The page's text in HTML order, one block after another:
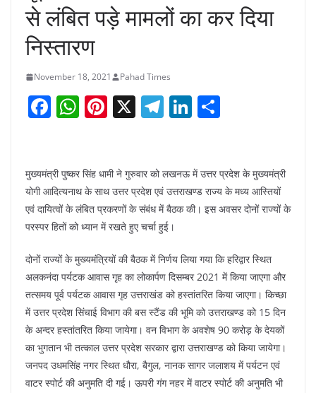
से लंबित पड़े मामलों का कर दिया
निस्तारण
November 18, 2021 Pahad Times
F
e
b
o
k
W
s
A
p
Pi
e
st
X T
gr
a
m
Li
e
dI
n
e
मुख्यमंत्री पुष्कर सिंह धामी ने गुरुवार को लखनऊ में उत्तर प्रदेश के मुख्यमंत्री
योगी आदित्यनाथ के साथ उत्तर प्रदेश एवं उत्तराखण्ड राज्य के मध्य आस्तियों
एवं दायित्वों के लंबित प्रकरणों के संबंध में बैठक की। इस अवसर दोनों राज्यों के
परस्पर हितों को ध्यान में रखते हुए चर्चा हुई।
दोनों राज्यों के मुख्यमंत्रियों की बैठक में निर्णय लिया गया कि हरिद्वार स्थित
अलकनंदा पर्यटक आवास गृह का लोकार्पण दिसम्बर 2021 में किया जाएगा और
तत्समय पूर्व पर्यटक आवास गृह उत्तराखंड को हस्तांतरित किया जाएगा। किच्छा
में उत्तर प्रदेश सिंचाई विभाग की बस स्टैंड की भूमि को उत्तराखण्ड को 15 दिन
के अन्दर हस्तांतरित किया जायेगा। वन विभाग के अवशेष 90 करोड़ के देयकों
का भुगतान भी तत्काल उत्तर प्रदेश सरकार द्वारा उत्तराखण्ड को किया जायेगा।
जनपद उधमसिंह नगर स्थित धौरा, बैगुल, नानक सागर जलाशय में पर्यटन एवं
वाटर स्पोर्ट की अनुमति दी गई। ऊपरी गंग नहर में वाटर स्पोर्ट की अनुमति भी